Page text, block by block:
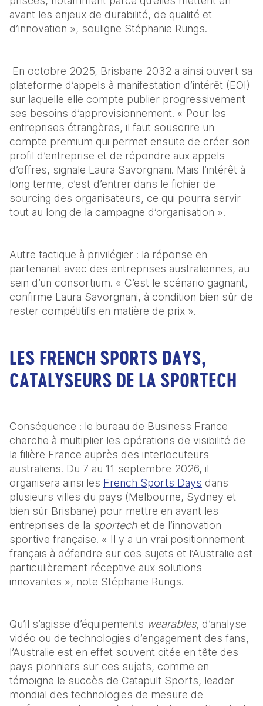
avant les enjeux de durabilité, de qualité et
d’innovation », souligne Stéphanie Rungs.
En octobre 2025, Brisbane 2032 a ainsi ouvert sa
plateforme d’appels à manifestation d’intérêt (EOI)
sur laquelle elle compte publier progressivement
ses besoins d’approvisionnement. « Pour les
entreprises étrangères, il faut souscrire un
compte premium qui permet ensuite de créer son
profil d’entreprise et de répondre aux appels
d’offres, signale Laura Savorgnani. Mais l’intérêt à
long terme, c’est d’entrer dans le fichier de
sourcing des organisateurs, ce qui pourra servir
tout au long de la campagne d’organisation ».
Autre tactique à privilégier : la réponse en
partenariat avec des entreprises australiennes, au
sein d’un consortium. « C’est le scénario gagnant,
confirme Laura Savorgnani, à condition bien sûr de
rester compétitifs en matière de prix ».
LES FRENCH SPORTS DAYS,
CATALYSEURS DE LA SPORTECH
Conséquence : le bureau de Business France
cherche à multiplier les opérations de visibilité de
la filière France auprès des interlocuteurs
australiens. Du 7 au 11 septembre 2026, il
organisera ainsi les French Sports Days dans
plusieurs villes du pays (Melbourne, Sydney et
bien sûr Brisbane) pour mettre en avant les
entreprises de la sportech et de l’innovation
sportive française. « Il y a un vrai positionnement
français à défendre sur ces sujets et l’Australie est
particulièrement réceptive aux solutions
innovantes », note Stéphanie Rungs.
Qu’il s’agisse d’équipements wearables, d’analyse
vidéo ou de technologies d’engagement des fans,
l’Australie est en effet souvent citée en tête des
pays pionniers sur ces sujets, comme en
témoigne le succès de Catapult Sports, leader
mondial des technologies de mesure de